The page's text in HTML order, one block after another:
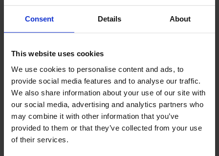
Consent Details About
This website uses cookies
We use cookies to personalise content and ads, to
provide social media features and to analyse our traffic.
We also share information about your use of our site with
our social media, advertising and analytics partners who
may combine it with other information that you’ve
provided to them or that they’ve collected from your use
of their services.
ANDRA KÖPTE ÄVEN
Sortiment Slangklämmor
39% 39%